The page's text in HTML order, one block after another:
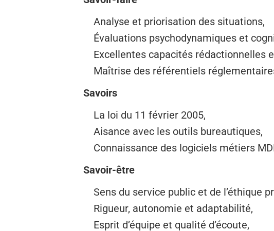
Analyse et priorisation des situations,
Évaluations psychodynamiques et
Excellentes capacités rédactionnelles
Maîtrise des référentiels
Savoirs
La loi du 11 février 2005,
Aisance avec les outils bureautiques,
Connaissance des logiciels métiers
Savoir-être
Sens du service public et de l’éthique
Rigueur, autonomie et adaptabilité,
Esprit d’équipe et qualité d’écoute,